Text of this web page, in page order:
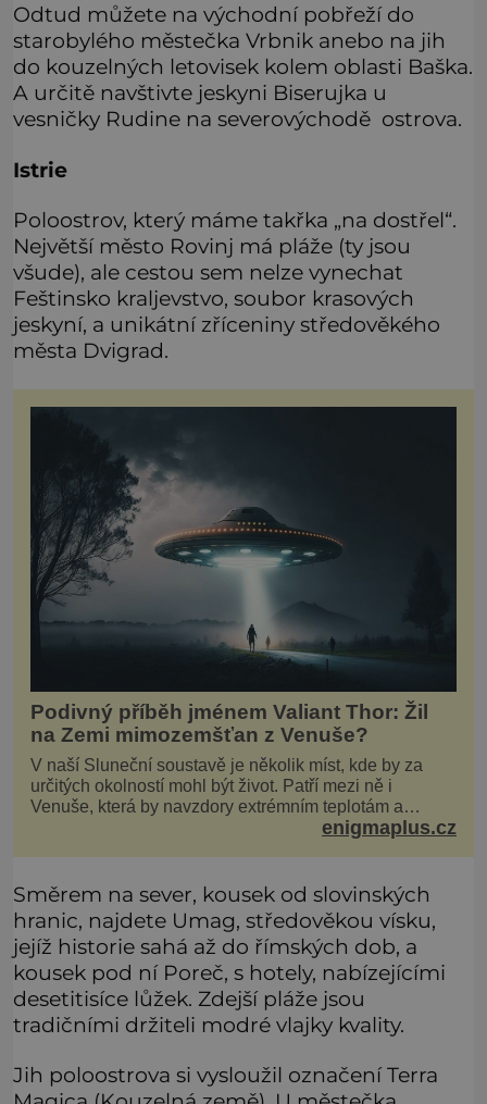
Odtud můžete na východní pobřeží do
starobylého městečka Vrbnik anebo na jih
do kouzelných letovisek kolem oblasti Baška.
A určitě navštivte jeskyni Biserujka u
vesničky Rudine na severovýchodě ostrova.
Istrie
Poloostrov, který máme takřka „na dostřel“.
Největší město Rovinj má pláže (ty jsou
všude), ale cestou sem nelze vynechat
Feštinsko kraljevstvo, soubor krasových
jeskyní, a unikátní zříceniny středověkého
města Dvigrad.
Podivný příběh jménem Valiant Thor: Žil
na Zemi mimozemšťan z Venuše?
V naší Sluneční soustavě je několik míst, kde by za
určitých okolností mohl být život. Patří mezi ně i
Venuše, která by navzdory extrémním teplotám a
smrtícímu složení atmosféry teoreticky mohla ukrývat
enigmaplus.cz
Směrem na sever, kousek od slovinských
hranic, najdete Umag, středověkou vísku,
jejíž historie sahá až do římských dob, a
kousek pod ní Poreč, s hotely, nabízejícími
desetitisíce lůžek. Zdejší pláže jsou
tradičními držiteli modré vlajky kvality.
Jih poloostrova si vysloužil označení Terra